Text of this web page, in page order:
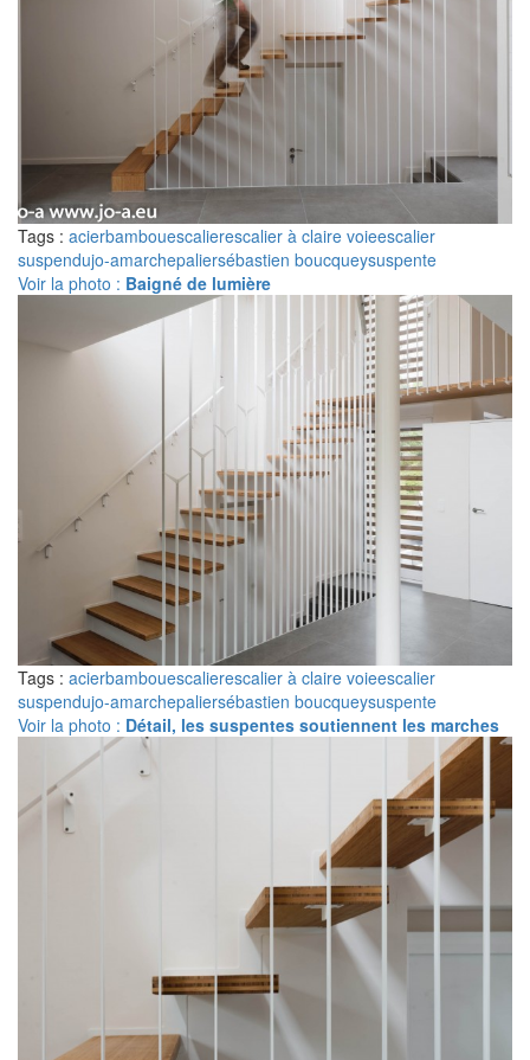
Tags : acierbambouescalierescalier à claire voieescalier
suspendujo-amarchepaliersébastien boucqueysuspente
Voir la photo : Baigné de lumière
Tags : acierbambouescalierescalier à claire voieescalier
suspendujo-amarchepaliersébastien boucqueysuspente
Voir la photo : Détail, les suspentes soutiennent les marches